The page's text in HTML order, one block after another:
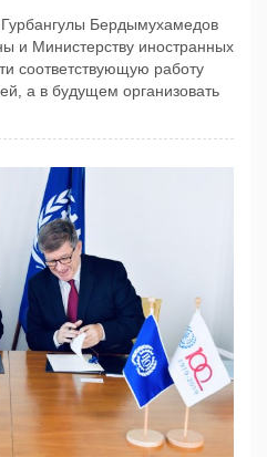
Бердымухамедов
и Министерству иностранных
соответствующую работу
а в будущем организовать